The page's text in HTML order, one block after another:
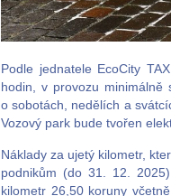
Podle jednatele EcoCity
hodin, v provozu minimálně
o sobotách, nedělích a
Vozový park bude tvořen
Náklady za ujetý kilometr,
podnikům (do 31. 12.
kilometr 26,50 koruny